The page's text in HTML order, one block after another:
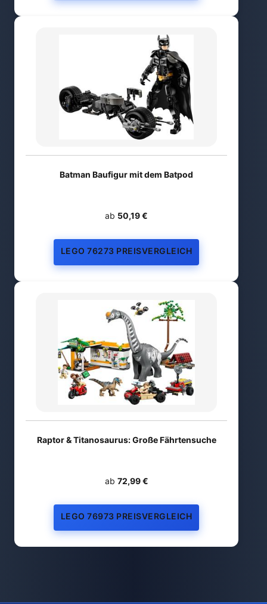
Batman Baufigur mit dem Batpod
ab 50,19 €
LEGO 76273 PREISVERGLEICH
Raptor & Titanosaurus: Große Fährtensuche
ab 72,99 €
LEGO 76973 PREISVERGLEICH